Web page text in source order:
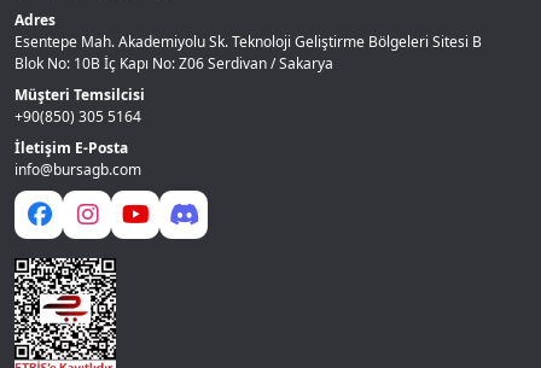
Adres
Esentepe Mah. Akademiyolu Sk. Teknoloji Geliştirme Bölgeleri Sitesi B
Blok No: 10B İç Kapı No: Z06 Serdivan / Sakarya
Müşteri Temsilcisi
+90(850) 305 5164
İletişim E-Posta
info@bursagb.com